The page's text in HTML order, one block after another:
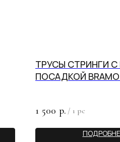
ТРУСЫ СТРИНГИ
ПОСАДКОЙ
1 500 р. / 1 pc